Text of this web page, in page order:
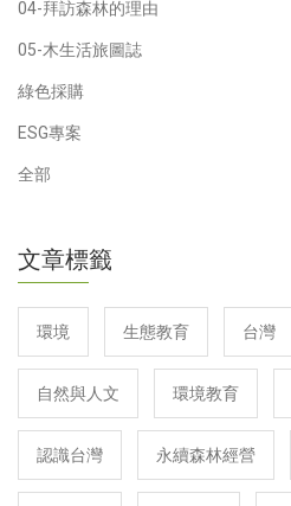
04-拜訪森林的理由
05-木生活旅圖誌
綠色採購
ESG專案
全部
文章標籤
環境 生態教育 台灣
自然與人文 環境教育
認識台灣 永續森林經營